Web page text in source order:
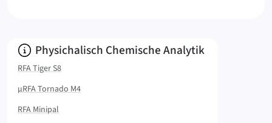
Info:
Physichalisch Chemische Analytik
RFA Tiger S8
µRFA Tornado M4
RFA Minipal